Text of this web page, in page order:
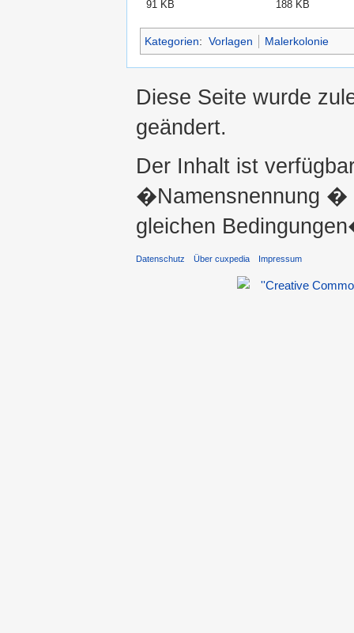
91 KB
188 KB
Kategorien: Vorlagen Malerkolonie
Diese Seite wurde
geändert.
Der Inhalt ist
�Namensnennung �
gleichen
Datenschutz Über cuxpedia Impressum